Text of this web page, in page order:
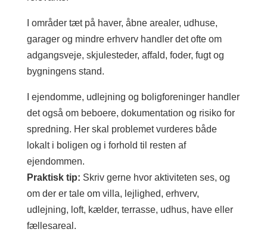
I områder tæt på haver, åbne arealer, udhuse,
garager og mindre erhverv handler det ofte om
adgangsveje, skjulesteder, affald, foder, fugt og
bygningens stand.
I ejendomme, udlejning og boligforeninger handler
det også om beboere, dokumentation og risiko for
spredning. Her skal problemet vurderes både
lokalt i boligen og i forhold til resten af
ejendommen.
Praktisk tip: Skriv gerne hvor aktiviteten ses, og
om der er tale om villa, lejlighed, erhverv,
udlejning, loft, kælder, terrasse, udhus, have eller
fællesareal.